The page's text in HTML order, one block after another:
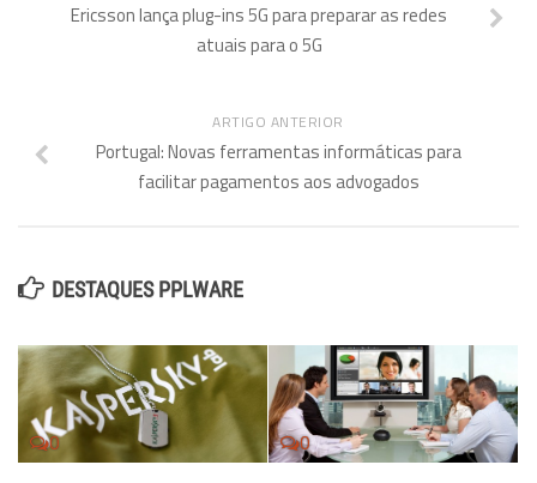
Ericsson lança plug-ins 5G para preparar as redes
atuais para o 5G
ARTIGO ANTERIOR
Portugal: Novas ferramentas informáticas para
facilitar pagamentos aos advogados
DESTAQUES PPLWARE
0 0